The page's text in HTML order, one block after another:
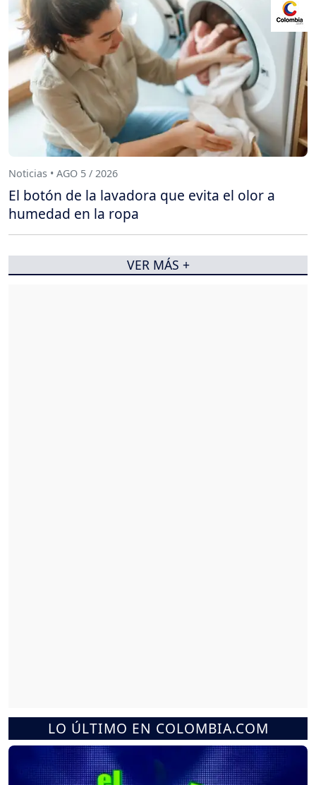
LO ÚLTIMO EN COLOMBIA.COM
Noticias • AGO 5 / 2026
El botón de la lavadora que evita el olor a
humedad en la ropa
VER MÁS +